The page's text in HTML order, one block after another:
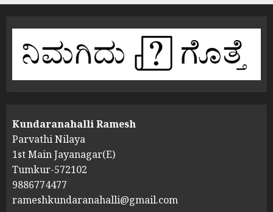
Kundaranahalli Ramesh
Parvathi Nilaya
1st Main Jayanagar(E)
Tumkur-572102
9886774477
rameshkundaranahalli@gmail.com